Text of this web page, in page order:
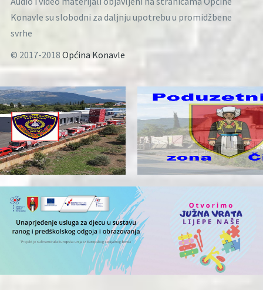
Konavle su slobodni za daljnju upotrebu u promidžbene
svrhe
© 2017-2018 Općina Konavle